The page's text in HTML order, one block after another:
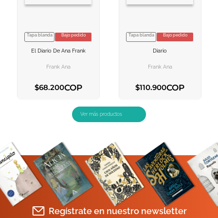
VER INFORMACION
Tapa blanda Bajo pedido
El Diario De Ana Frank
Frank Ana
$68.200COP
AGREGAR AL CARRITO
VER INFORMACION
Tapa blanda Bajo pedido
Diario
Frank Ana
$110.900COP
AGREGAR AL CARRITO
Regístrate en nuestro newsletter